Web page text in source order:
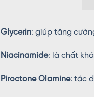
Glycerin: giúp tăng
Niacinamide: là chất
Piroctone Olamine: tác